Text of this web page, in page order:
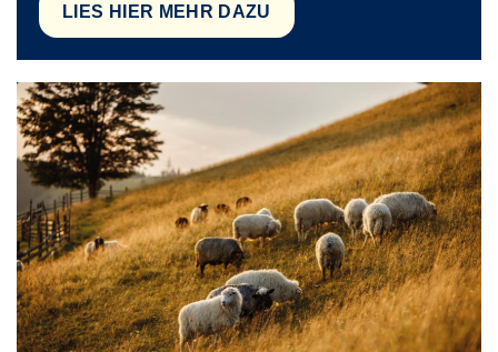
LIES HIER MEHR DAZU